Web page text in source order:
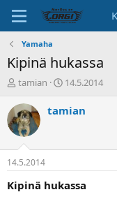
Yamaha
Kipinä hukassa
K
s
k
u
s
t
e
l
u
tamian
A
o
p
ä
14.5.2014
tamian
14.5.2014
Kipinä hukassa